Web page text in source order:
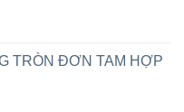
TRÒN ĐƠN TAM HỢP